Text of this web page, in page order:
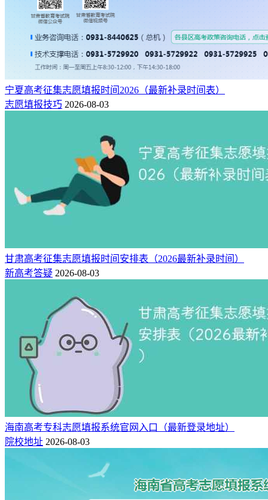
宁夏高考征集志愿填报时间2026（最新补录时间表）
志愿填报技巧 2026-08-03
甘肃高考征集志愿填报时间安排表（2026最新补录时间）
新高考答疑 2026-08-03
海南高考专科志愿填报系统官网入口（最新登录地址）
院校地址 2026-08-03